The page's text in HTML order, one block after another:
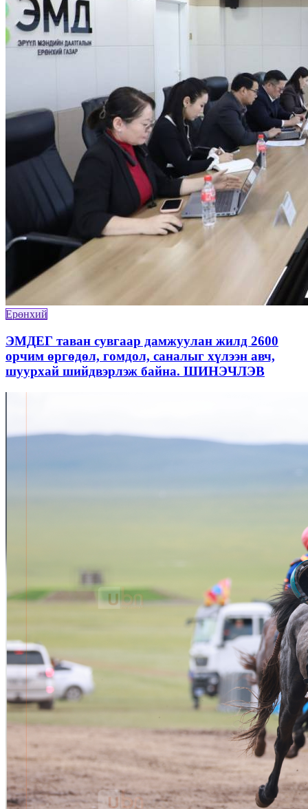
Ерөнхий
ЭМДЕГ таван сувгаар дамжуулан жилд 2600
орчим өргөдөл, гомдол, саналыг хүлээн авч,
шуурхай шийдвэрлэж байна. ШИНЭЧЛЭВ